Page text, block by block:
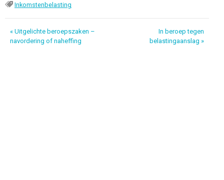
Inkomstenbelasting
Bericht
navigatie
« Uitgelichte beroepszaken –
navordering of naheffing
In beroep tegen
belastingaanslag »